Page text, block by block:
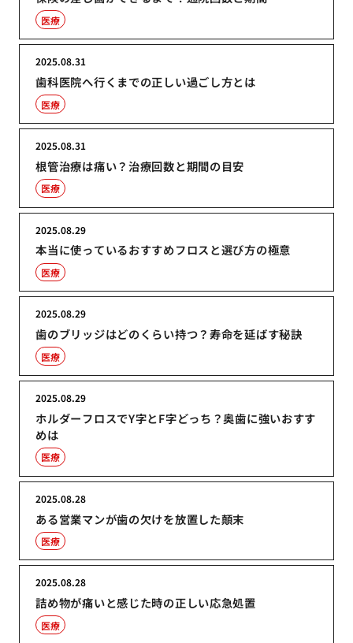
医療
歯科医院へ行くまでの正しい過ごし方とは
2025.08.31
医療
根管治療は痛い？治療回数と期間の目安
2025.08.31
医療
本当に使っているおすすめフロスと選び方の極意
2025.08.29
医療
歯のブリッジはどのくらい持つ？寿命を延ばす秘訣
2025.08.29
医療
ホルダーフロスでY字とF字どっち？奥歯に強いおすす
めは
2025.08.29
医療
ある営業マンが歯の欠けを放置した顛末
2025.08.28
医療
詰め物が痛いと感じた時の正しい応急処置
2025.08.28
医療